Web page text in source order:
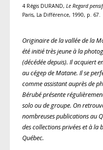
4 Régis DURAND, Le Regard
Paris, La Différence, 1990, p. 67.
Originaire de la vallée de la
été initié très jeune à la
(décédée depuis). Il acquiert
au cégep de Matane. Il se
comme assistant auprès de
Bérubé présente
solo ou de groupe. On
nombreuses publications au
des collections privées et à la
Québec.